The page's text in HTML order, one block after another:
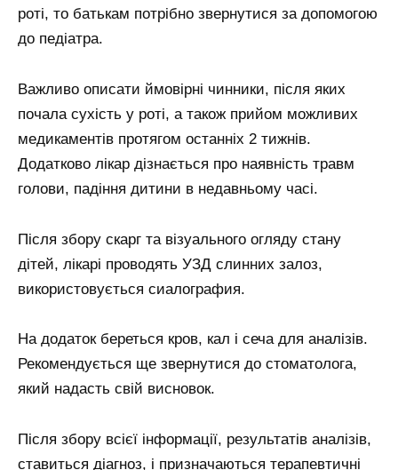
роті, то батькам потрібно звернутися за допомогою
до педіатра.
Важливо описати ймовірні чинники, після яких
почала сухість у роті, а також прийом можливих
медикаментів протягом останніх 2 тижнів.
Додатково лікар дізнається про наявність травм
голови, падіння дитини в недавньому часі.
Після збору скарг та візуального огляду стану
дітей, лікарі проводять УЗД слинних залоз,
використовується сиалография.
На додаток береться кров, кал і сеча для аналізів.
Рекомендується ще звернутися до стоматолога,
який надасть свій висновок.
Після збору всієї інформації, результатів аналізів,
ставиться діагноз, і призначаються терапевтичні